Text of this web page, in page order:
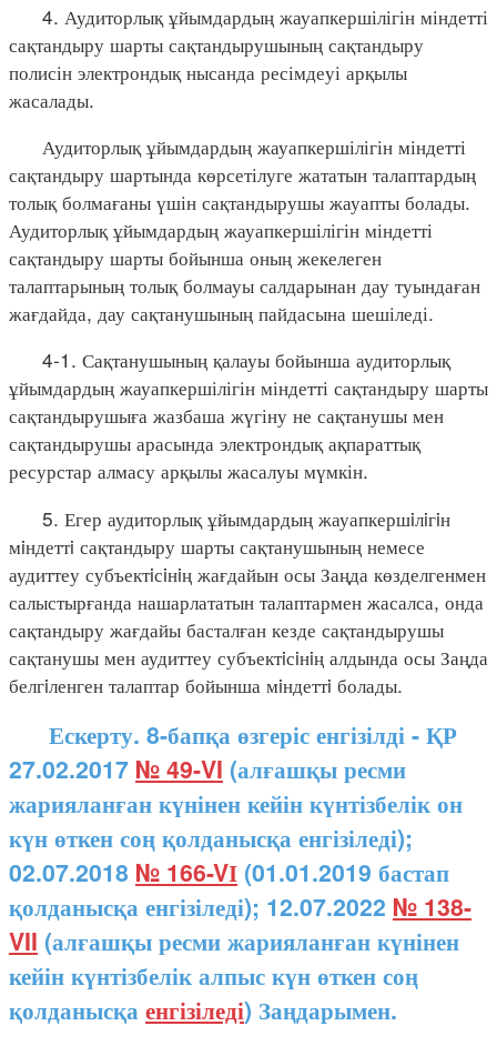
4. Аудиторлық ұйымдардың жауапкершілігін міндетті
сақтандыру шарты сақтандырушының сақтандыру
полисін электрондық нысанда ресімдеуі арқылы
жасалады.
Аудиторлық ұйымдардың жауапкершілігін міндетті
сақтандыру шартында көрсетілуге жататын талаптардың
толық болмағаны үшін сақтандырушы жауапты болады.
Аудиторлық ұйымдардың жауапкершілігін міндетті
сақтандыру шарты бойынша оның жекелеген
талаптарының толық болмауы салдарынан дау туындаған
жағдайда, дау сақтанушының пайдасына шешіледі.
4-1. Сақтанушының қалауы бойынша аудиторлық
ұйымдардың жауапкершілігін міндетті сақтандыру шарты
сақтандырушыға жазбаша жүгіну не сақтанушы мен
сақтандырушы арасында электрондық ақпараттық
ресурстар алмасу арқылы жасалуы мүмкін.
5. Егер аудиторлық ұйымдардың жауапкершiлiгiн
мiндеттi сақтандыру шарты сақтанушының немесе
аудиттеу субъектiсiнiң жағдайын осы Заңда көзделгенмен
салыстырғанда нашарлататын талаптармен жасалса, онда
сақтандыру жағдайы басталған кезде сақтандырушы
сақтанушы мен аудиттеу субъектiсiнiң алдында осы Заңда
белгiленген талаптар бойынша мiндеттi болады.
Ескерту. 8-бапқа өзгеріс енгізілді - ҚР
27.02.2017 № 49-VI (алғашқы ресми
жарияланған күнінен кейін күнтізбелік он
күн өткен соң қолданысқа енгізіледі);
02.07.2018 № 166-VІ (01.01.2019 бастап
қолданысқа енгізіледі); 12.07.2022 № 138-
VII (алғашқы ресми жарияланған күнінен
кейін күнтізбелік алпыс күн өткен соң
қолданысқа енгізіледі) Заңдарымен.